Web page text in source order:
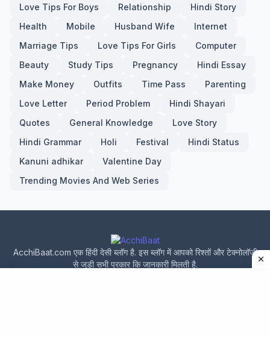
Love Tips For Boys
Relationship
Hindi Story
Health
Mobile Husband Wife
Internet
Marriage Tips
Love Tips For Girls
Computer
Beauty
Study Tips Pregnancy
Hindi Essay
Make Money
Outfits Time Pass
Parenting
Love Letter
Period Problem
Hindi Shayari
Quotes
General Knowledge
Love Story
Hindi Grammar
Holi Festival
Hindi Status
Kanuni adhikar
Valentine Day
Trending Movies And Web Series
AcchiBaat.com एक हिंदी देसी ब्लॉग है. इस ब्लॉग में आपको रिश्तों और टेक्नोलॉजी
से जुड़ी सभी प्रकार कि जानकारी मिलती है.